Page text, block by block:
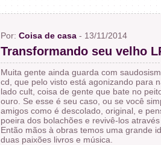
Por: Coisa de casa - 13/11/2014
Transformando seu velho
Muita gente ainda guarda com
cd, que pelo visto está agonizando para
lado cult, coisa de gente que bate no
ouro. Se esse é seu caso, ou se você
amigos como é descolado, original, e
poeira dos bolachões e revivê-los
Então mãos à obras temos uma grande
duas paixões livros e música.